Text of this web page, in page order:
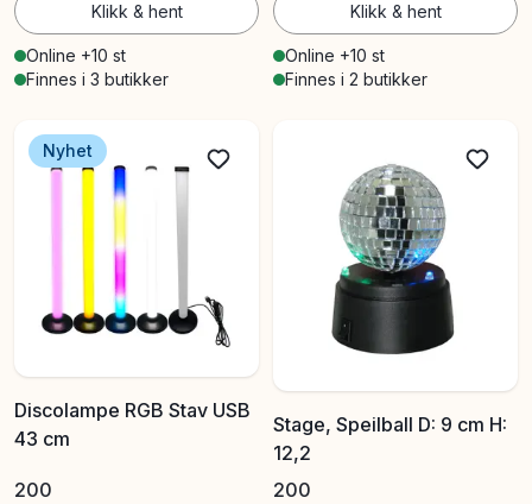
Klikk & hent
Online +10 st
Finnes i 3 butikker
Klikk & hent
Online +10 st
Finnes i 2 butikker
Nyhet
Discolampe RGB Stav USB
43 cm
200
Stage, Speilball D: 9 cm H:
12,2
200